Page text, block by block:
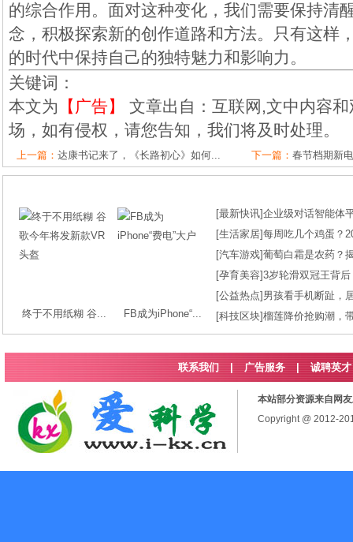
的综合作用。面对这种变化，我们需要保持清
念，积极探索新的创作道路和方法。只有这样
的时代中保持自己的独特魅力和影响力。
关键词：
本文为 【广告】
文章出自：互联网,文中内容
场，如有侵权，请您告知，我们将及时处理。
上一篇： 达康书记来了，《长路初心》如何... 下一篇： 春节档期新
终于不用纸糊 谷... FB成为iPhone“...
[最新快讯]企业级对话智能体
[生活家居]每周吃几个鸡蛋？
[汽车游戏]葡萄白霜是农药？
[孕育美容]3岁轮滑双冠王背
[公益热点] 男孩看手机断趾，
[科技区块]榴莲降价抢购潮，
联系我们 广告服务 | 诚聘英才
本站部分资源来自网
Copyright @ 2012-